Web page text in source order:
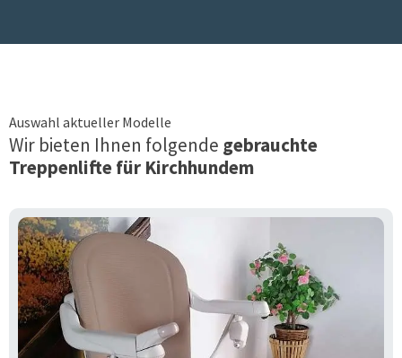
Auswahl aktueller Modelle
Wir bieten Ihnen folgende gebrauchte
Treppenlifte für Kirchhundem